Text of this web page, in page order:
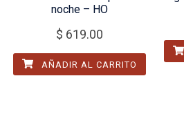
noche – HO
$ 619.00
AÑADIR AL CARRITO